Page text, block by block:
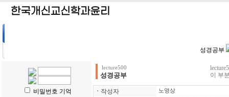
성경공부
비밀번호 기억
lecture500
성경공부
이 부
ㆍ 작성자 노영상